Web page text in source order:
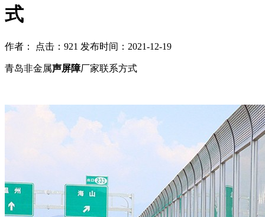
式
作者： 点击：921 发布时间：2021-12-19
青岛非金属声屏障厂家联系方式